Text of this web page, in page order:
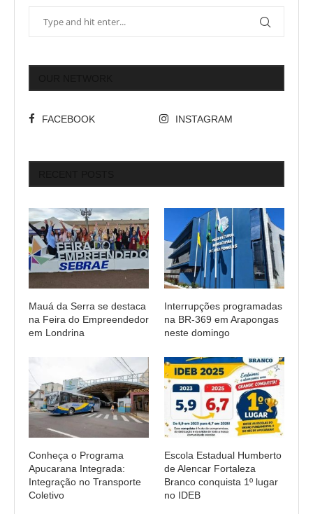
FACEBOOK INSTAGRAM
Mauá da Serra se destaca
na Feira do Empreendedor
em Londrina
Interrupções programadas
na BR-369 em Arapongas
neste domingo
Conheça o Programa
Apucarana Integrada:
Integração no Transporte
Coletivo
Escola Estadual Humberto
de Alencar Fortaleza
Branco conquista 1º lugar
no IDEB